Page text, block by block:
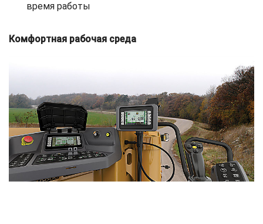
время работы
Комфортная рабочая среда